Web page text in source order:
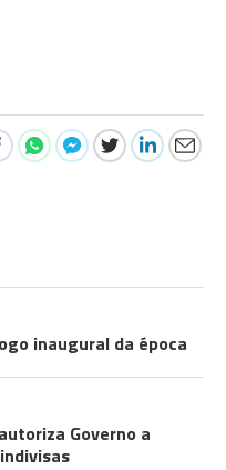
inaugural da época
Governo a